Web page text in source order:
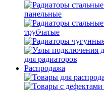
панельные
трубчатые
для радиаторов
Распродажа